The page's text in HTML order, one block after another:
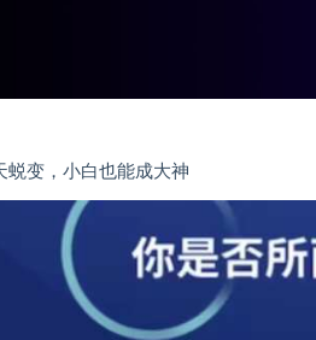
蜕变，小白也能成大神